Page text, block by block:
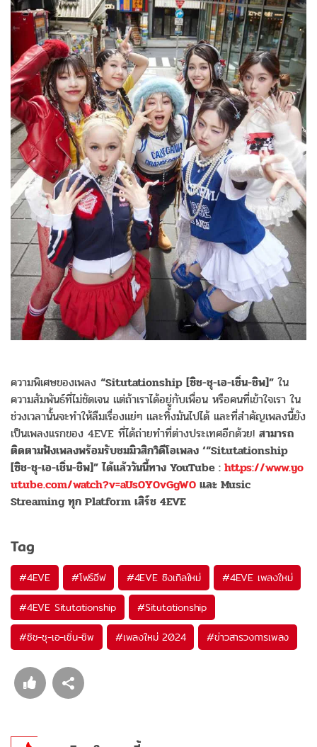
ความพิเศษของเพลง “Situtationship [ซิช-ชุ-เอ-เชิ่น-ชิพ]” ใน
ความสัมพันธ์ที่ไม่ชัดเจน แต่ถ้าเราได้อยู่กับเพื่อน หรือคนที่เข้าใจเรา ใน
ช่วงเวลานั้นจะทำให้ลืมเรื่องแย่ๆ และทิ้งมันไปได้ และที่สำคัญเพลงนี้ยัง
เป็นเพลงแรกของ 4EVE ที่ได้ถ่ายทำที่ต่างประเทศอีกด้วย! สามารถ
ติดตามฟังเพลงพร้อมรับชมมิวสิกวิดีโอเพลง ‘“Situtationship
[ซิช-ชุ-เอ-เชิ่น-ชิพ]”ได้แล้ววันนี้ทาง YouTube : https://www.yo
utube.com/watch?v=aUs0Y0vGgW0 และ Music
Streamingทุก Platform เสิร์ช 4EVE
Tag
#4EVE #โฟร์อีฟ #4EVE ซิงเกิลใหม่ #4EVE เพลงใหม่
#4EVE Situtationship #Situtationship
#ซิช-ชุ-เอ-เชิ่น-ชิพ #เพลงใหม่ 2024 #ข่าวสารวงการเพลง